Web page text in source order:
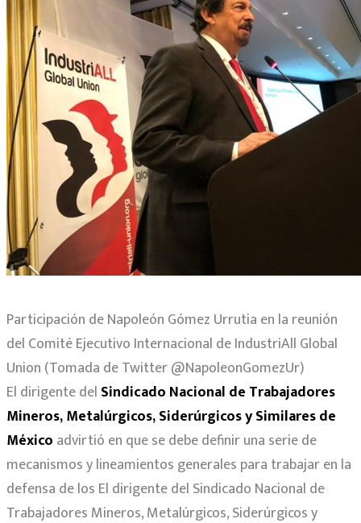
Participación de Napoleón Gómez Urrutia en la reunión
del Comité Ejecutivo Internacional de IndustriAll Global
Union (Tomada de Twitter @NapoleonGomezUr)
El dirigente del Sindicado Nacional de Trabajadores
Mineros, Metalúrgicos, Siderúrgicos y Similares de
México advirtió en que se debe definir una serie de
mecanismos y lineamientos generales para trabajar en la
defensa de los El dirigente del Sindicado Nacional de
Trabajadores Mineros, Metalúrgicos, Siderúrgicos y